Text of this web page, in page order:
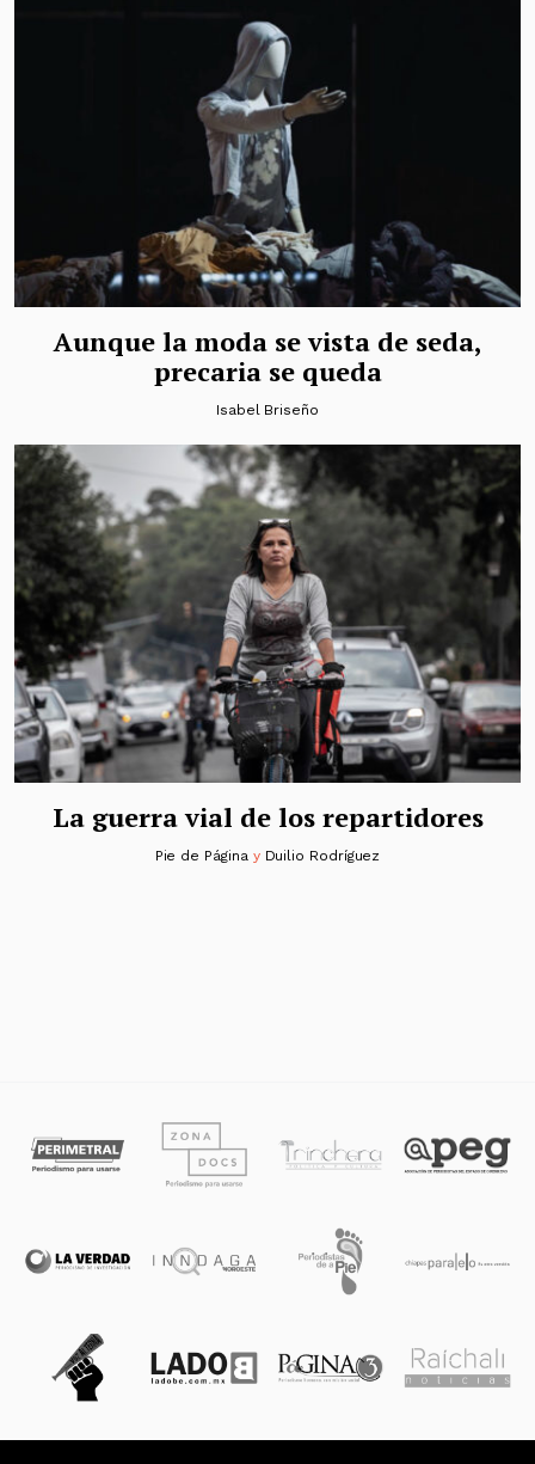
Aunque la moda se vista de seda,
precaria se queda
Isabel Briseño
La guerra vial de los repartidores
Pie de Páginay Duilio Rodríguez